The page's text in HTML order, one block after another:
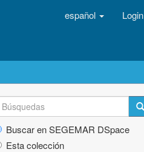
español Login
Buscar en SEGEMAR DSpace
Esta colección